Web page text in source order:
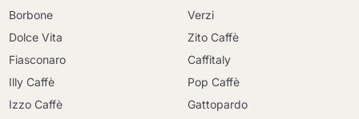
Borbone
Dolce Vita
Fiasconaro
Illy Caffè
Izzo Caffè
Verzi
Zito Caffè
Caffitaly
Pop Caffè
Gattopardo